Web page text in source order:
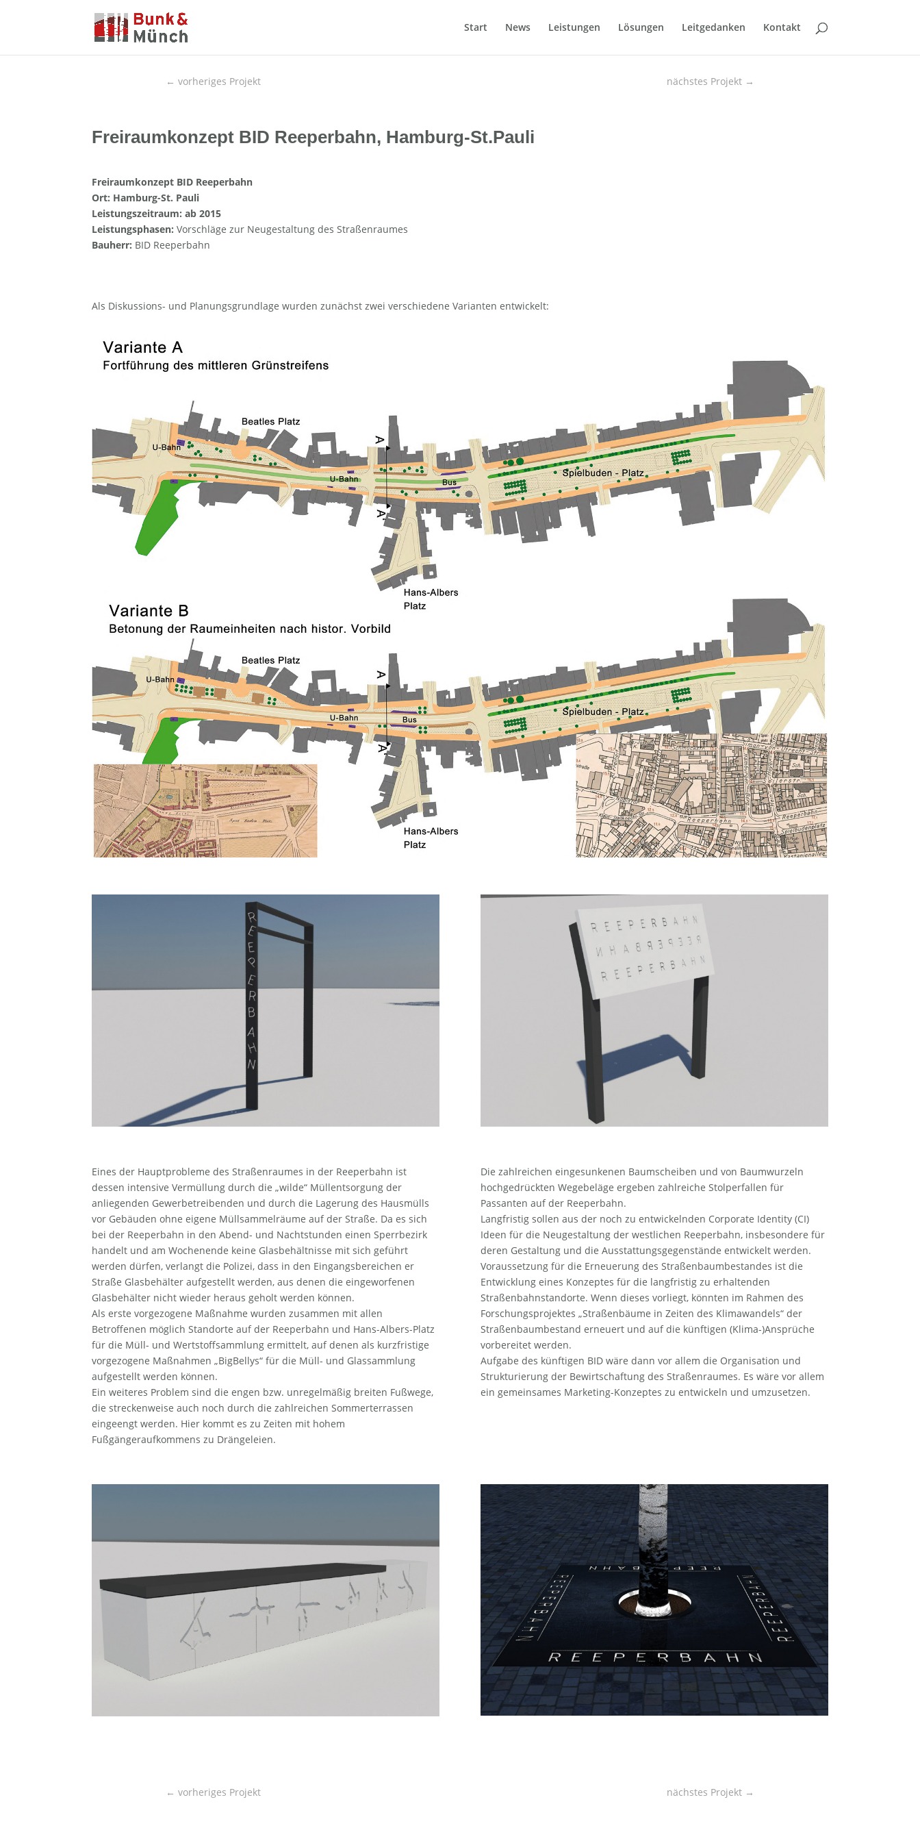
Start News Leistungen Lösungen Leitgedanken Kontakt
← vorheriges Projekt nächstes Projekt →
Freiraumkonzept BID Reeperbahn, Hamburg-St.Pauli
Freiraumkonzept BID Reeperbahn
Ort: Hamburg-St. Pauli
Leistungszeitraum: ab 2015
Leistungsphasen: Vorschläge zur Neugestaltung des Straßenraumes
Bauherr: BID Reeperbahn
Als Diskussions- und Planungsgrundlage wurden zunächst zwei verschiedene Varianten entwickelt:
Eines der Hauptprobleme des Straßenraumes in der Reeperbahn ist
dessen intensive Vermüllung durch die „wilde“ Müllentsorgung der
anliegenden Gewerbetreibenden und durch die Lagerung des Hausmülls
vor Gebäuden ohne eigene Müllsammelräume auf der Straße. Da es sich
bei der Reeperbahn in den Abend- und Nachtstunden einen Sperrbezirk
handelt und am Wochenende keine Glasbehältnisse mit sich geführt
werden dürfen, verlangt die Polizei, dass in den Eingangsbereichen er
Straße Glasbehälter aufgestellt werden, aus denen die eingeworfenen
Glasbehälter nicht wieder heraus geholt werden können.
Als erste vorgezogene Maßnahme wurden zusammen mit allen
Betroffenen möglich Standorte auf der Reeperbahn und Hans-Albers-Platz
für die Müll- und Wertstoffsammlung ermittelt, auf denen als kurzfristige
vorgezogene Maßnahmen „BigBellys“ für die Müll- und Glassammlung
aufgestellt werden können.
Ein weiteres Problem sind die engen bzw. unregelmäßig breiten Fußwege,
die streckenweise auch noch durch die zahlreichen Sommerterrassen
eingeengt werden. Hier kommt es zu Zeiten mit hohem
Fußgängeraufkommens zu Drängeleien.
Die zahlreichen eingesunkenen Baumscheiben und von Baumwurzeln
hochgedrückten Wegebeläge ergeben zahlreiche Stolperfallen für
Passanten auf der Reeperbahn.
Langfristig sollen aus der noch zu entwickelnden Corporate Identity (CI)
Ideen für die Neugestaltung der westlichen Reeperbahn, insbesondere für
deren Gestaltung und die Ausstattungsgegenstände entwickelt werden.
Voraussetzung für die Erneuerung des Straßenbaumbestandes ist die
Entwicklung eines Konzeptes für die langfristig zu erhaltenden
Straßenbahnstandorte. Wenn dieses vorliegt, könnten im Rahmen des
Forschungsprojektes „Straßenbäume in Zeiten des Klimawandels“ der
Straßenbaumbestand erneuert und auf die künftigen (Klima-)Ansprüche
vorbereitet werden.
Aufgabe des künftigen BID wäre dann vor allem die Organisation und
Strukturierung der Bewirtschaftung des Straßenraumes. Es wäre vor allem
ein gemeinsames Marketing-Konzeptes zu entwickeln und umzusetzen.
← vorheriges Projekt nächstes Projekt →